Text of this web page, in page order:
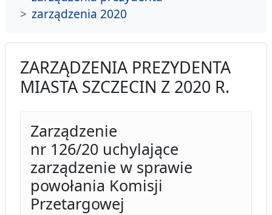
zarządzenia 2020
ZARZĄDZENIA PREZYDENTA
MIASTA SZCZECIN Z 2020 R.
Zarządzenie
nr 126/20 uchylające
zarządzenie w sprawie
powołania Komisji
Przetargowej